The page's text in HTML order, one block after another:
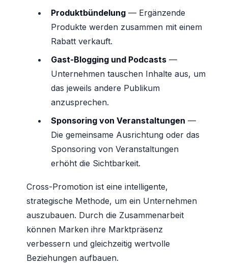
Produktbündelung — Ergänzende
Produkte werden zusammen mit einem
Rabatt verkauft.
Gast-Blogging und Podcasts —
Unternehmen tauschen Inhalte aus, um
das jeweils andere Publikum
anzusprechen.
Sponsoring von Veranstaltungen —
Die gemeinsame Ausrichtung oder das
Sponsoring von Veranstaltungen
erhöht die Sichtbarkeit.
Cross-Promotion ist eine intelligente,
strategische Methode, um ein Unternehmen
auszubauen. Durch die Zusammenarbeit
können Marken ihre Marktpräsenz
verbessern und gleichzeitig wertvolle
Beziehungen aufbauen.